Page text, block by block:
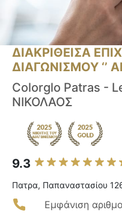
ΔΙΑΚΡΙΘΕΙΣΑ
ΔΙΑΓΩΝΙΣΜΟΥ ‘’
Colorglo Patras -
ΝΙΚΟΛΑΟΣ
9.3
Πατρα, Παπαναστασίου
Εμφάνιση